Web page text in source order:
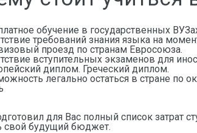
обучение в государственных
требований знания языка на
проезд по странам Евросоюза.
вступительных экзаменов для
диплом. Греческий диплом.
легально остаться в стране по
для Вас полный список затрат
свой будущий бюджет.